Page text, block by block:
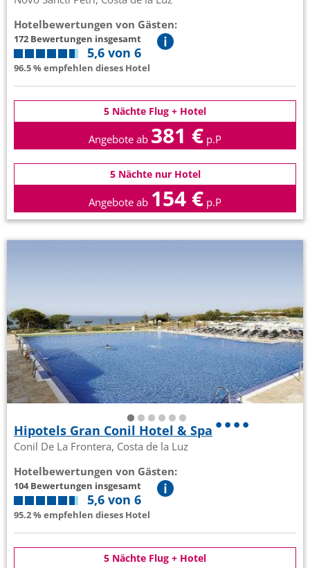
Hotelbewertungen von Gästen:
172 Bewertungen insgesamt
5,6 von 6
96.5 % empfehlen dieses Hotel
5 Nächte Flug + Hotel
Angebote ab 381 € p.P
5 Nächte nur Hotel
Angebote ab 154 € p.P
Hipotels Gran Conil Hotel & Spa
Conil De La Frontera, Costa de la Luz
Hotelbewertungen von Gästen:
104 Bewertungen insgesamt
5,6 von 6
95.2 % empfehlen dieses Hotel
5 Nächte Flug + Hotel